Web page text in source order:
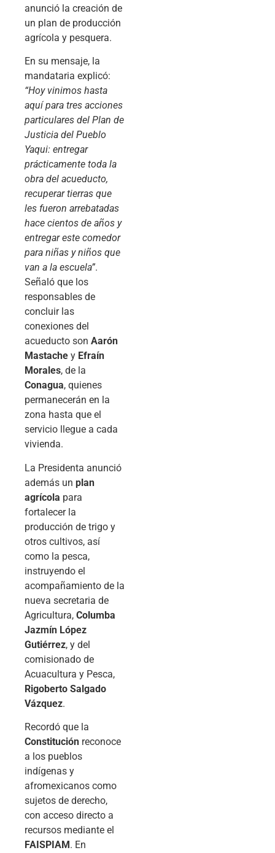
anunció la creación de
un plan de producción
agrícola y pesquera.
En su mensaje, la
mandataria explicó:
“Hoy vinimos hasta
aquí para tres acciones
particulares del Plan de
Justicia del Pueblo
Yaqui: entregar
prácticamente toda la
obra del acueducto,
recuperar tierras que
les fueron arrebatadas
hace cientos de años y
entregar este comedor
para niñas y niños que
van a la escuela”.
Señaló que los
responsables de
concluir las
conexiones del
acueducto son Aarón
Mastache y Efraín
Morales, de la
Conagua, quienes
permanecerán en la
zona hasta que el
servicio llegue a cada
vivienda.
La Presidenta anunció
además un plan
agrícola para
fortalecer la
producción de trigo y
otros cultivos, así
como la pesca,
instruyendo el
acompañamiento de la
nueva secretaria de
Agricultura, Columba
Jazmín López
Gutiérrez, y del
comisionado de
Acuacultura y Pesca,
Rigoberto Salgado
Vázquez.
Recordó que la
Constitución reconoce
a los pueblos
indígenas y
afromexicanos como
sujetos de derecho,
con acceso directo a
recursos mediante el
FAISPIAM. En